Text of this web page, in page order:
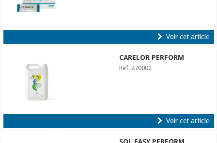
Voir cet article
CARELOR PERFORM
Ref. 270002
Voir cet article
SOL EASY PERFORM